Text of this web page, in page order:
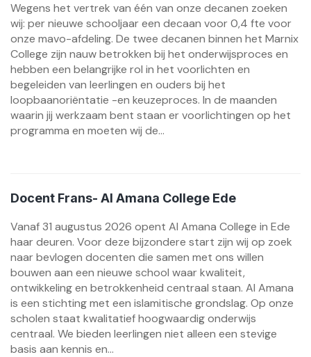
Wegens het vertrek van één van onze decanen zoeken
wij: per nieuwe schooljaar een decaan voor 0,4 fte voor
onze mavo-afdeling. De twee decanen binnen het Marnix
College zijn nauw betrokken bij het onderwijsproces en
hebben een belangrijke rol in het voorlichten en
begeleiden van leerlingen en ouders bij het
loopbaanoriëntatie -en keuzeproces. In de maanden
waarin jij werkzaam bent staan er voorlichtingen op het
programma en moeten wij de...
Docent Frans- Al Amana College Ede
Vanaf 31 augustus 2026 opent Al Amana College in Ede
haar deuren. Voor deze bijzondere start zijn wij op zoek
naar bevlogen docenten die samen met ons willen
bouwen aan een nieuwe school waar kwaliteit,
ontwikkeling en betrokkenheid centraal staan. Al Amana
is een stichting met een islamitische grondslag. Op onze
scholen staat kwalitatief hoogwaardig onderwijs
centraal. We bieden leerlingen niet alleen een stevige
basis aan kennis en...